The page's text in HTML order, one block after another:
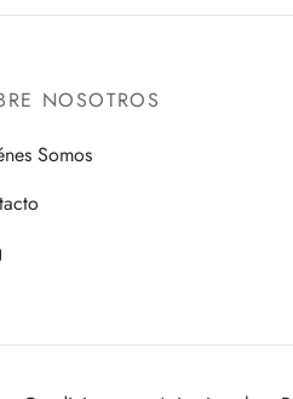
NOSOTROS
Somos